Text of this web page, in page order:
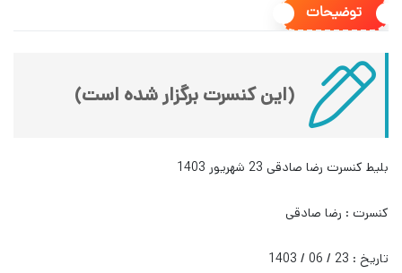
توضیحات
(این کنسرت برگزار شده است)
بلیط کنسرت رضا صادقی 23 شهریور 1403
کنسرت : رضا صادقی
تاریخ : 23 / 06 / 1403